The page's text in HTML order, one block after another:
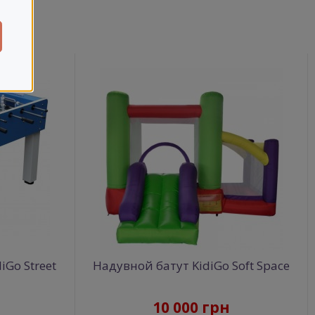
Street Надувной батут KidiGo Soft Space
10 000 грн